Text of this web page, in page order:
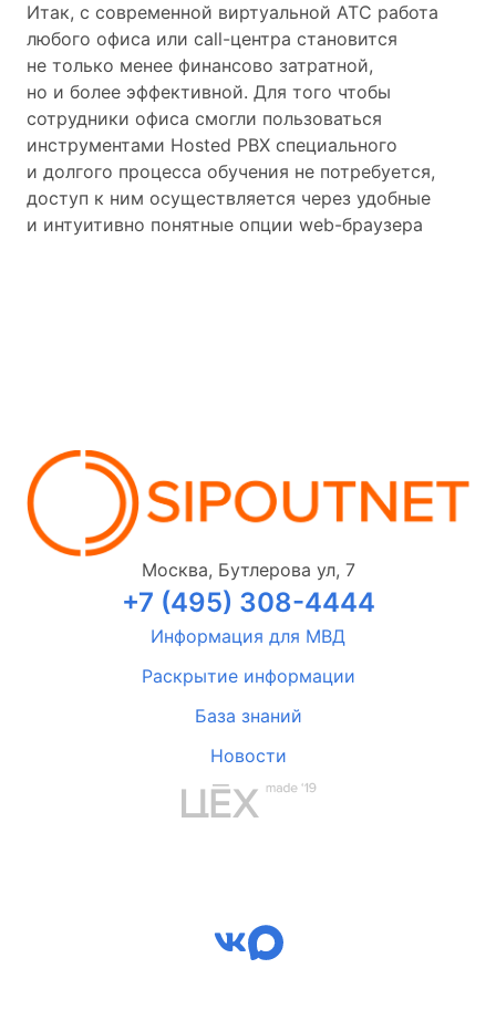
Итак, с современной виртуальной АТС работа
любого офиса или call-центра становится
не только менее финансово затратной,
но и более эффективной. Для того чтобы
сотрудники офиса смогли пользоваться
инструментами Hosted PBX специального
и долгого процесса обучения не потребуется,
доступ к ним осуществляется через удобные
и интуитивно понятные опции web-браузера
Москва, Бутлерова ул, 7
+7 (495) 308-4444
Информация для МВД
Раскрытие информации
База знаний
Новости